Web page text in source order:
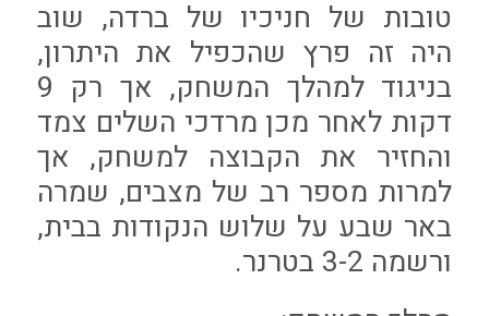
טובות של חניכיו של ברדה, שוב
היה זה פרץ שהכפיל את היתרון,
בניגוד למהלך המשחק, אך רק 9
דקות לאחר מכן מרדכי השלים צמד
והחזיר את הקבוצה למשחק, אך
למרות מספר רב של מצבים, שמרה
באר שבע על שלוש הנקודות בבית,
ורשמה 3-2 בטרנר.